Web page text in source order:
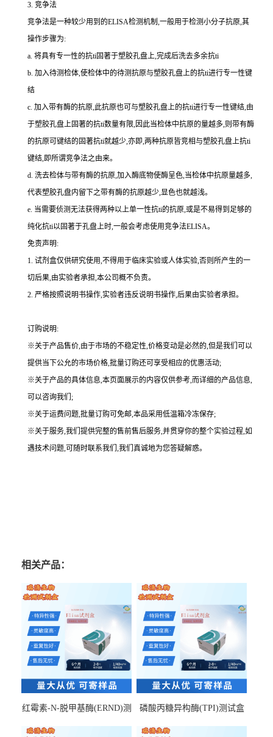
3. 竞争法
竞争法是一种较少用到的ELISA检测机制,一般用于检测小分子抗原,其
操作步骤为:
a. 将具有专一性的抗ti固著于塑胶孔盘上,完成后洗去多余抗ti
b. 加入待测检体,使检体中的待测抗原与塑胶孔盘上的抗ti进行专一性键
结
c. 加入带有酶的抗原,此抗原也可与塑胶孔盘上的抗ti进行专一性键结,由
于塑胶孔盘上固著的抗ti数量有限,因此当检体中抗原的量越多,则带有酶
的抗原可键结的固著抗ti就越少,亦即,两种抗原皆竞相与塑胶孔盘上抗ti
键结,即所谓竞争法之由来。
d. 洗去检体与带有酶的抗原,加入酶底物使酶呈色,当检体中抗原量越多,
代表塑胶孔盘内留下之带有酶的抗原越少,显色也就越浅。
e. 当需要侦测无法获得两种以上单一性抗ti的抗原,或是不易得到足够的
纯化抗ti以固著于孔盘上时,一般会考虑使用竞争法ELISA。
免责声明:
1. 试剂盒仅供研究使用,不得用于临床实验或人体实验,否则所产生的一
切后果,由实验者承担,本公司概不负责。
2. 严格按照说明书操作,实验者违反说明书操作,后果由实验者承担。
订购说明:
※关于产品售价,由于市场的不稳定性,价格变动是必然的,但是我们可以
提供当下公允的市场价格,批量订购还可享受相应的优惠活动;
※关于产品的具体信息,本页面展示的内容仅供参考,而详细的产品信息,
可以咨询我们;
※关于运费问题,批量订购可免邮,本品采用低温箱冷冻保存;
※关于服务,我们提供完整的售前售后服务,并贯穿你的整个实验过程,如
遇技术问题,可随时联系我们,我们真诚地为您答疑解惑。
相关产品：
红霉素-N-脱甲基酶(ERND)测
磷酸丙糖异构酶(TPI)测试盒